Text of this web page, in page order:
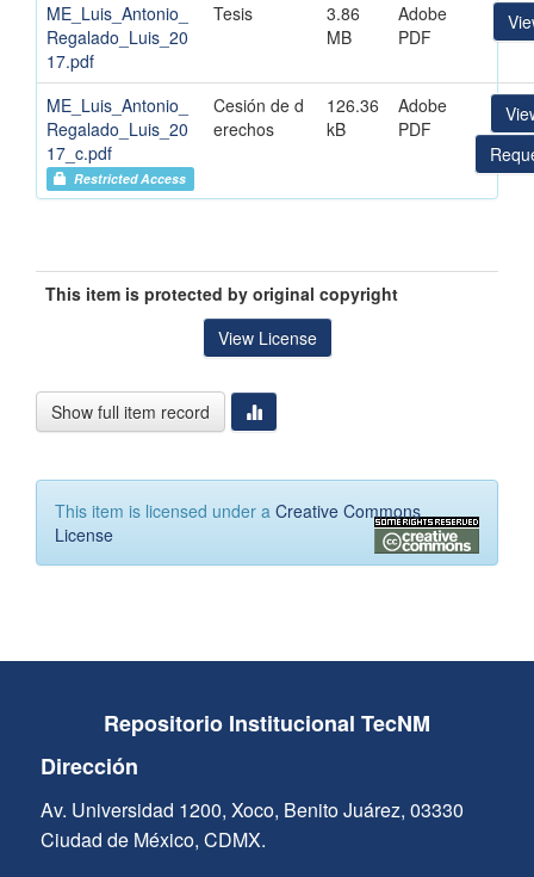
ME_Luis_Antonio_
Regalado_Luis_20
17.pdf
Tesis
3.86
MB
Adobe
PDF
ME_Luis_Antonio_
Regalado_Luis_20
17_c.pdf
Restricted Access
Cesión de d
erechos
126.36
kB
Adobe
PDF
This item is protected by original copyright
View License
Show full item record
This item is licensed under a Creative Commons
License
Repositorio Institucional TecNM
Dirección
Av. Universidad 1200, Xoco, Benito Juárez, 03330
Ciudad de México, CDMX.